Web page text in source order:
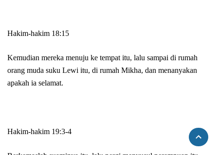
Hakim-hakim 18:15
Kemudian mereka menuju ke tempat itu, lalu sampai di rumah
orang muda suku Lewi itu, di rumah Mikha, dan menanyakan
apakah ia selamat.
Hakim-hakim 19:3-4